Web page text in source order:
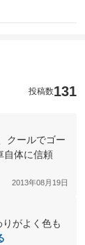
投稿数131
クールでゴー
自体に信頼
2013年08月19日
がよく色も